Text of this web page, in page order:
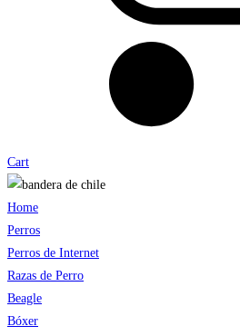
Cart
Home
Perros
Perros de Internet
Razas de Perro
Beagle
Bóxer